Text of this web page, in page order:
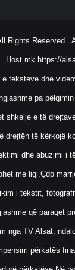
Rights Reserved
Host.mk https://
e teksteve dhe
pa
shkelje e të
drejtën të kërkojë
dhe abuzimi i
me ligj.Çdo
i tekstit,
që paraqet
nga TV Alsat,
përkatës